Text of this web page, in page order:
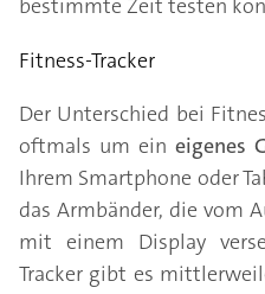
bestimmte Zeit testen
Fitness-Tracker
Der Unterschied bei
oftmals um ein eigenes
Ihrem Smartphone oder
das Armbänder, die vom
mit einem Display
Tracker gibt es